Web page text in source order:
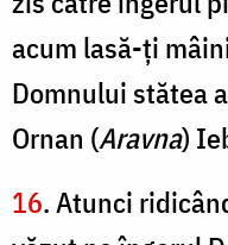
acum lasă-ţi
Domnului stătea
Ornan (Aravna)
16. Atunci